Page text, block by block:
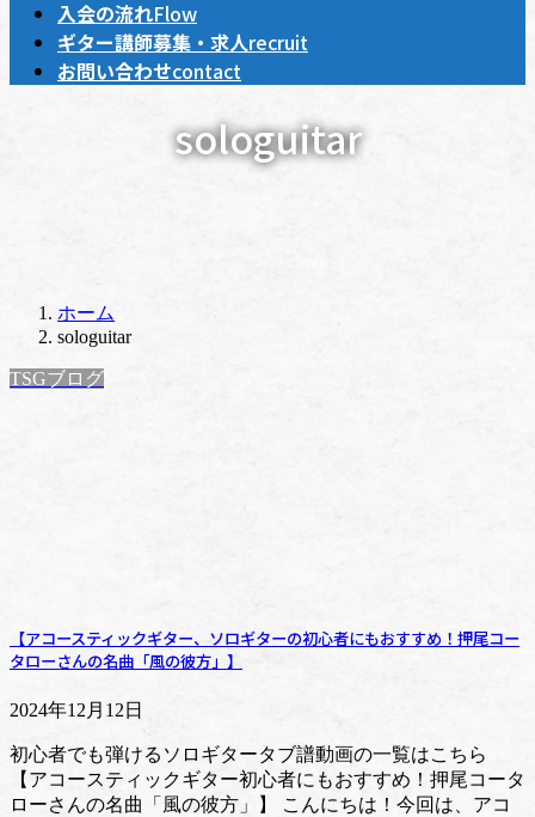
入会の流れFlow
ギター講師募集・求人recruit
お問い合わせcontact
sologuitar
ホーム
sologuitar
TSGブログ
【アコースティックギター、ソロギターの初心者にもおすすめ！押尾コー
タローさんの名曲「風の彼方」】
2024年12月12日
初心者でも弾けるソロギタータブ譜動画の一覧はこちら
【アコースティックギター初心者にもおすすめ！押尾コータ
ローさんの名曲「風の彼方」】 こんにちは！今回は、アコ